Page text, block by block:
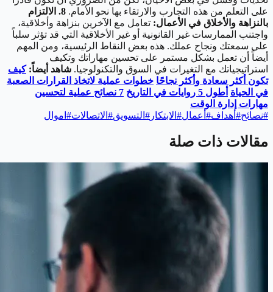
على التعلم من هذه التجارب والارتقاء بها نحو الأمام.
8. الالتزام
بالنزاهة والأخلاق في الأعمال: تعامل مع الآخرين بنزاهة وأخلاقية،
واجتنب الممارسات غير القانونية أو غير الأخلاقية التي قد تؤثر سلباً
على سمعتك ونجاح عملك. هذه بعض النقاط الرئيسية، ومن المهم
أيضاً أن تعمل بشكل مستمر على تحسين مهاراتك وتكيف
استراتيجياتك مع التغيرات في السوق والتكنولوجيا. شاهد أيضاً: كيف
تكون أكثر سعادة وأكثر نجاحًا خطوات عملية لاتخاذ القرارات الصعبة
في الحياة أطول 5 روايات في التاريخ
7 نصائح عملية لتحسين
مهارات إدارة الوقت
#نصائح# أهداف# أعمال# الابتكار # التسويق# الاتصالات# اموال
مقالات ذات صلة